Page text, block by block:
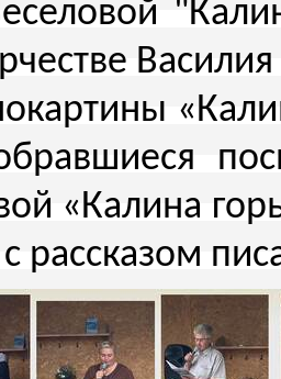
«Калина
рассказом